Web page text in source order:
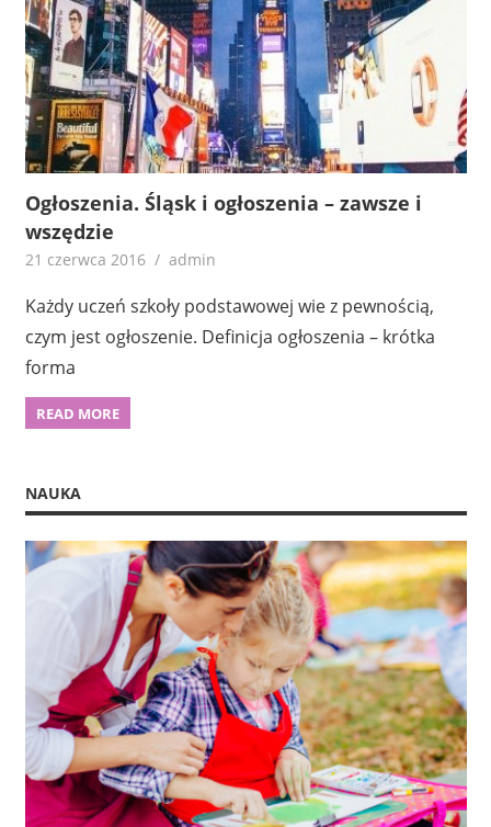
Ogłoszenia. Śląsk i ogłoszenia – zawsze i
wszędzie
21 czerwca 2016 admin
Każdy uczeń szkoły podstawowej wie z pewnością,
czym jest ogłoszenie. Definicja ogłoszenia – krótka
forma
READ MORE
NAUKA